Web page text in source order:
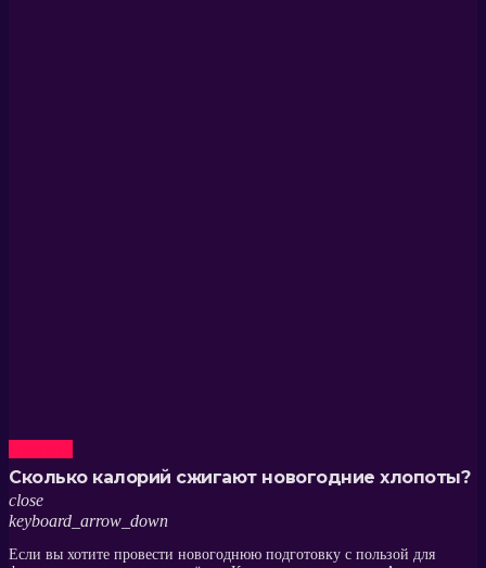
Сколько калорий сжигают новогодние хлопоты?
close
keyboard_arrow_down
Если вы хотите провести новогоднюю подготовку с пользой для